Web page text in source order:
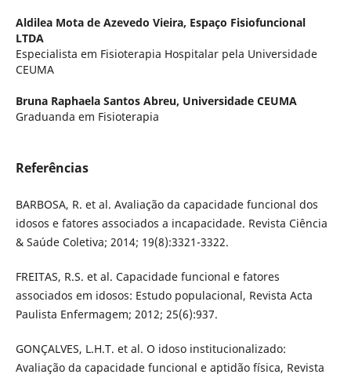
Aldilea Mota de Azevedo Vieira, Espaço Fisiofuncional
LTDA
Especialista em Fisioterapia Hospitalar pela Universidade
CEUMA
Bruna Raphaela Santos Abreu, Universidade CEUMA
Graduanda em Fisioterapia
Referências
BARBOSA, R. et al. Avaliação da capacidade funcional dos
idosos e fatores associados a incapacidade. Revista Ciência
& Saúde Coletiva; 2014; 19(8):3321-3322.
FREITAS, R.S. et al. Capacidade funcional e fatores
associados em idosos: Estudo populacional, Revista Acta
Paulista Enfermagem; 2012; 25(6):937.
GONÇALVES, L.H.T. et al. O idoso institucionalizado:
Avaliação da capacidade funcional e aptidão física, Revista